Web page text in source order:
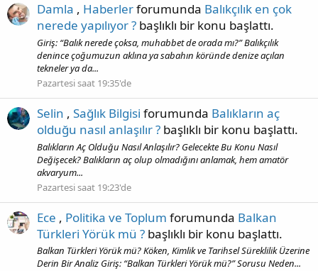
Damla , Haberlerforumunda Balıkçılık en çok
nerede yapılıyor ? başlıklı bir konu başlattı.
Giriş: “Balık nerede çoksa, muhabbet de orada mı?” Balıkçılık
denince çoğumuzun aklına ya sabahın köründe denize açılan
tekneler ya da...
Pazartesi saat 19:35'de
Selin , Sağlık Bilgisi forumunda Balıkların aç
olduğu nasıl anlaşılır ? başlıklı bir konu başlattı.
Balıkların Aç Olduğu Nasıl Anlaşılır? Gelecekte Bu Konu Nasıl
Değişecek? Balıkların aç olup olmadığını anlamak, hem amatör
akvaryum...
Pazartesi saat 19:23'de
Ece , Politika ve Toplum forumunda Balkan
Türkleri Yörük mü ? başlıklı bir konu başlattı.
Balkan Türkleri Yörük mü? Köken, Kimlik ve Tarihsel Süreklilik Üzerine
Derin Bir Analiz Giriş: “Balkan Türkleri Yörük mü?” Sorusu Neden...